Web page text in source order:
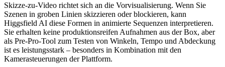
Skizze-zu-Video richtet sich an die Vorvisualisierung. Wenn Sie
Szenen in groben Linien skizzieren oder blockieren, kann
Higgsfield AI diese Formen in animierte Sequenzen interpretieren.
Sie erhalten keine produktionsreifen Aufnahmen aus der Box, aber
als Pre-Pro-Tool zum Testen von Winkeln, Tempo und Abdeckung
ist es leistungsstark – besonders in Kombination mit den
Kamerasteuerungen der Plattform.